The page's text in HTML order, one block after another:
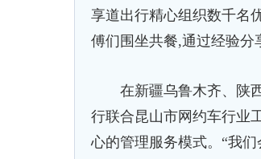
享道出行精心组织数千名
傅们围坐共餐,通过经验分
在新疆乌鲁木齐、陕西
行联合昆山市网约车行业
心的管理服务模式。“我